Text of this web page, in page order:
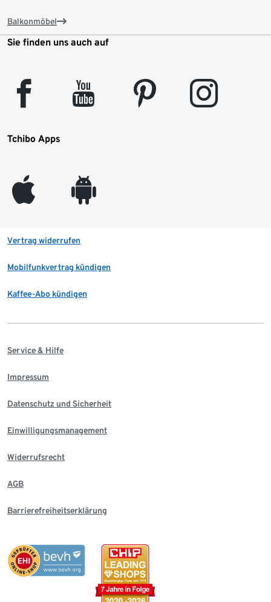
Balkonmöbel
Sie finden uns auch auf
facebook youtube pinterest instagram
Tchibo Apps
appleinc android
Vertrag widerrufen
Mobilfunkvertrag kündigen
Kaffee-Abo kündigen
Service & Hilfe
Impressum
Datenschutz und Sicherheit
Einwilligungsmanagement
Widerrufsrecht
AGB
Barrierefreiheitserklärung